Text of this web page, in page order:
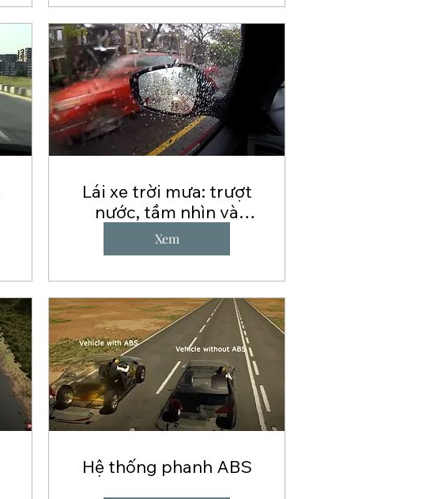
Lái xe trời mưa: trượt
nước, tầm nhìn và
khoảng cách
Xem
Hệ thống phanh ABS